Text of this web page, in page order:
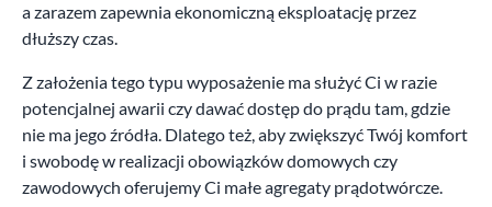
a zarazem zapewnia ekonomiczną eksploatację przez
dłuższy czas.
Z założenia tego typu wyposażenie ma służyć Ci w razie
potencjalnej awarii czy dawać dostęp do prądu tam, gdzie
nie ma jego źródła. Dlatego też, aby zwiększyć Twój komfort
i swobodę w realizacji obowiązków domowych czy
zawodowych oferujemy Ci małe agregaty prądotwórcze.